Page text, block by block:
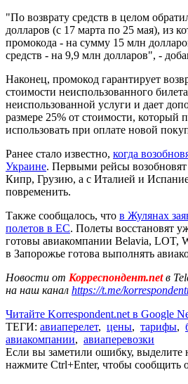
"По возврату средств в целом
долларов (с 17 марта по 25 мая), из
промокода - на сумму 15 млн
средств - на 9,9 млн долларов", -
Наконец, промокод гарантирует
стоимости неиспользованного
неиспользованной услуги и дает
размере 25% от стоимости, который
использовать при оплате новой
Ранее стало известно, когда
Украине. Первыми рейсы
Кипр, Грузию, а с Италией и
повременить.
Также сообщалось, что в Жулянах
полетов в ЕС. Полеты восстановят
готовы авиакомпании Belavia, LOT,
в Запорожье готова выполнять
Новости от Корреспондент.netв
на наш канал https://t.me/
Читайте Korrespondent.net в Google
ТЕГИ: авиаперелет, цены, тарифы,
авиакомпании, авиаперевозки
Если вы заметили ошибку, выделите
нажмите Ctrl+Enter, чтобы сообщить